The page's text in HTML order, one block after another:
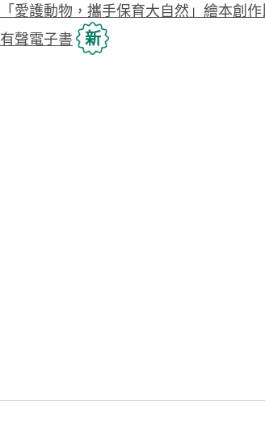
「愛護動物，攜手保育大自然」繪本創
有聲電子書
新